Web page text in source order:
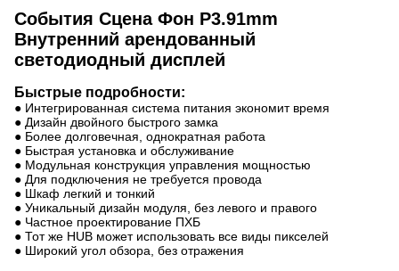
События Сцена Фон P3.91mm
Внутренний арендованный
светодиодный дисплей
Быстрые подробности:
● Интегрированная система питания экономит время
● Дизайн двойного быстрого замка
● Более долговечная, однократная работа
● Быстрая установка и обслуживание
● Модульная конструкция управления мощностью
● Для подключения не требуется провода
● Шкаф легкий и тонкий
● Уникальный дизайн модуля, без левого и правого
● Частное проектирование ПХБ
● Тот же HUB может использовать все виды пикселей
● Широкий угол обзора, без отражения